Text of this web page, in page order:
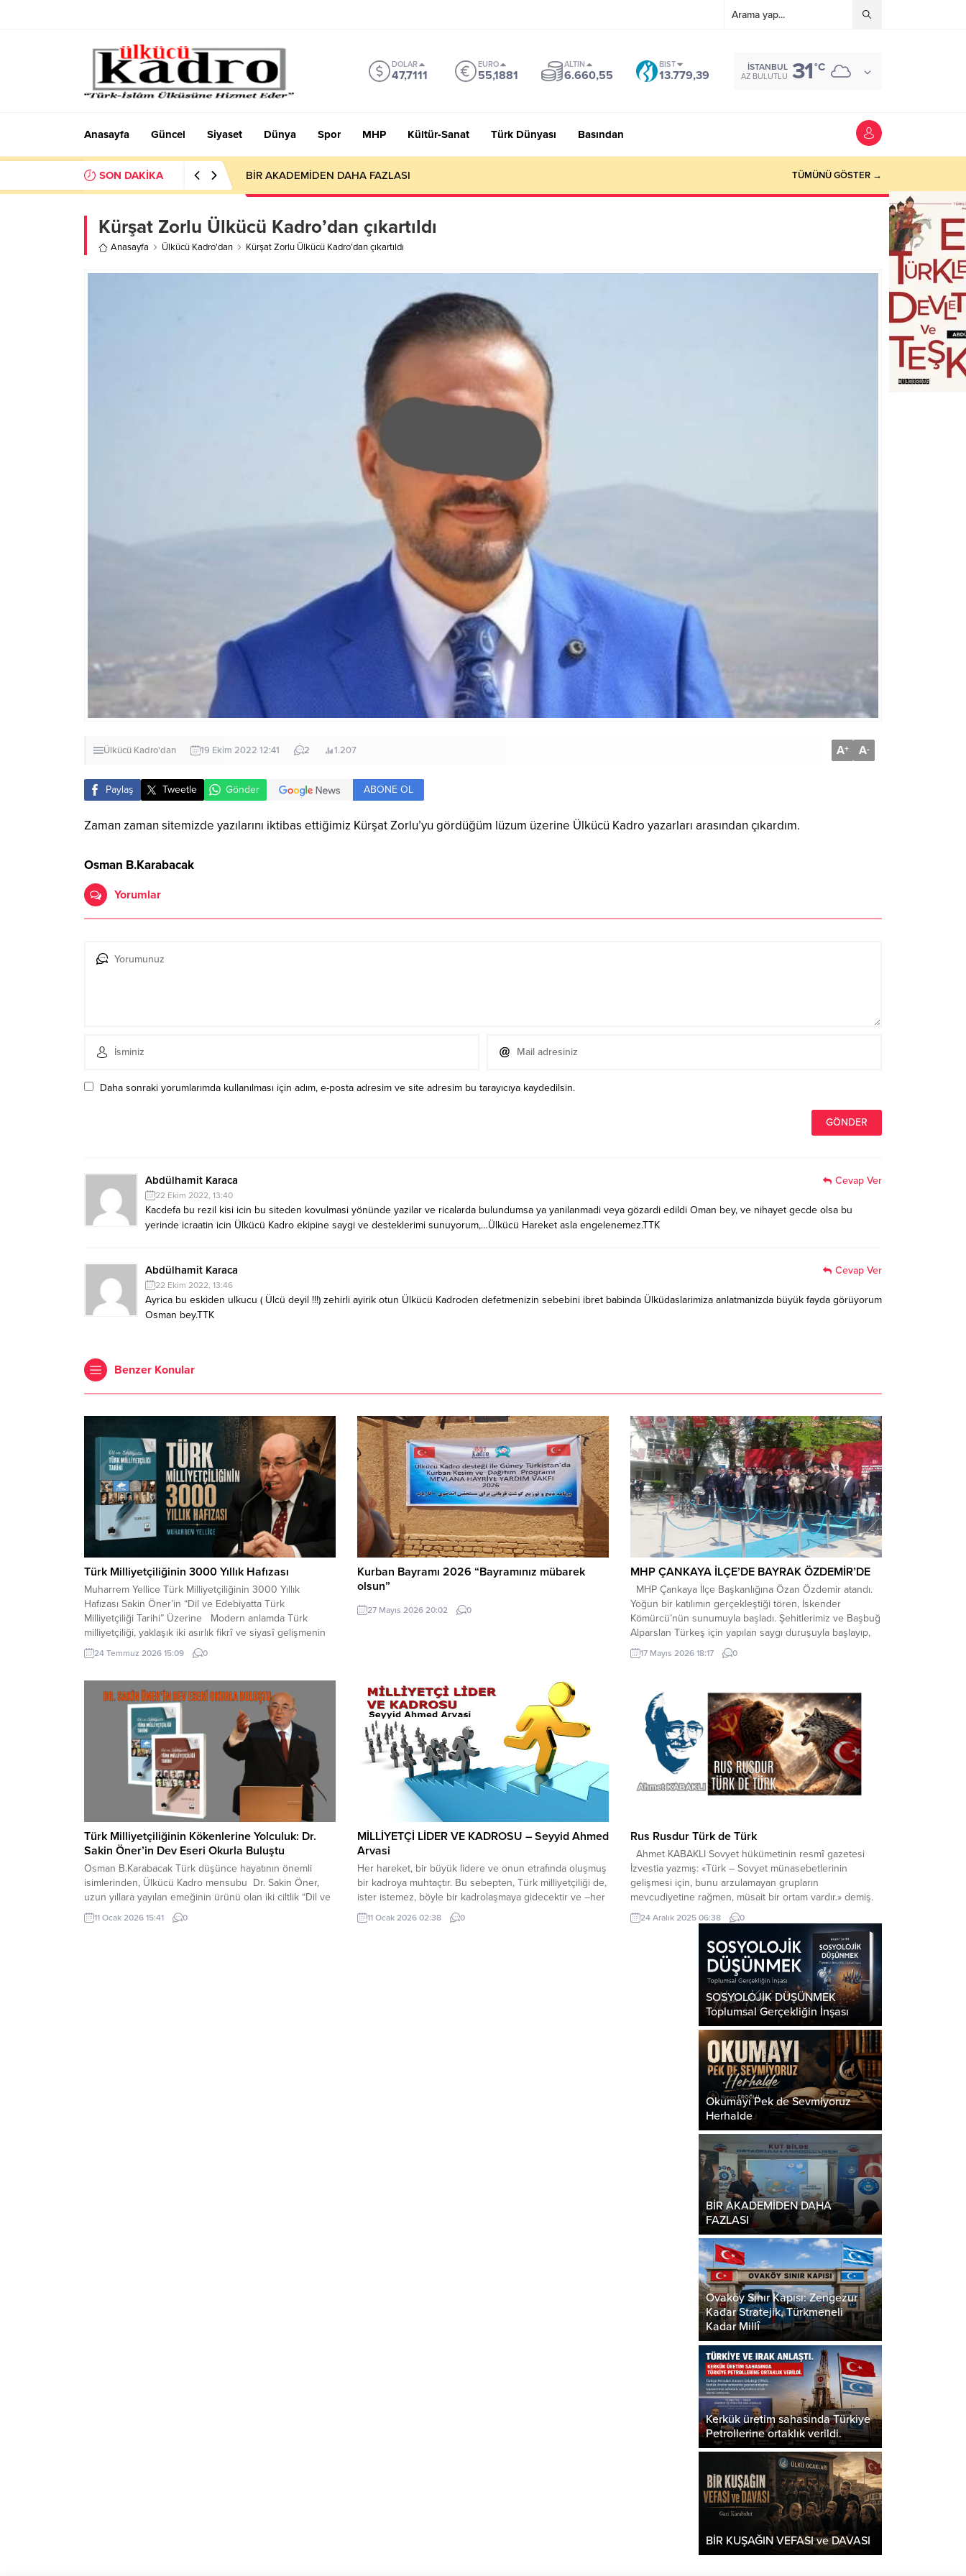
DOLAR
47,7111
EURO
55,1881
ALTIN
6.660,55
BIST
13.779,39
İSTANBUL
AZ BULUTLU 31°C
Anasayfa Güncel Siyaset Dünya Spor MHP Kültür-Sanat Türk Dünyası Basından
SON DAKİKA BİR AKADEMİDEN DAHA FAZLASI TÜMÜNÜ GÖSTER →
Kürşat Zorlu Ülkücü Kadro’dan çıkartıldı
Anasayfa Ülkücü Kadro'dan Kürşat Zorlu Ülkücü Kadro’dan çıkartıldı
Ülkücü Kadro'dan 19 Ekim 2022 12:41 2 1.207 A+ A-
Paylaş Tweetle Gönder ABONE OL
Zaman zaman sitemizde yazılarını iktibas ettiğimiz Kürşat Zorlu’yu gördüğüm lüzum üzerine Ülkücü Kadro yazarları arasından çıkardım.
Osman B.Karabacak
Yorumlar
Daha sonraki yorumlarımda kullanılması için adım, e-posta adresim ve site adresim bu tarayıcıya kaydedilsin.
Abdülhamit Karaca
22 Ekim 2022, 13:40
Kacdefa bu rezil kisi icin bu siteden kovulmasi yönünde yazilar ve ricalarda bulundumsa ya yanilanmadi veya gözardi edildi Oman bey, ve nihayet gecde olsa bu
yerinde icraatin icin Ülkücü Kadro ekipine saygi ve desteklerimi sunuyorum,…Ülkücü Hareket asla engelenemez.TTK
Cevap Ver
Abdülhamit Karaca
22 Ekim 2022, 13:46
Ayrica bu eskiden ulkucu ( Ülcü deyil !!!) zehirli ayirik otun Ülkücü Kadroden defetmenizin sebebini ibret babinda Ülküdaslarimiza anlatmanizda büyük fayda görüyorum
Osman bey.TTK
Cevap Ver
Benzer Konular
Türk Milliyetçiliğinin 3000 Yıllık Hafızası
Muharrem Yellice Türk Milliyetçiliğinin 3000 Yıllık
Hafızası Sakin Öner’in “Dil ve Edebiyatta Türk
Milliyetçiliği Tarihi” Üzerine Modern anlamda Türk
milliyetçiliği, yaklaşık iki asırlık fikrî ve siyasî gelişmenin
ürünüdür. Özellikle XIX. yüzyılın ikinci yarısından itibaren
belirginleşmiş; II. Meşrutiyet döneminde başta Türk
24 Temmuz 2026 15:09 0
Kurban Bayramı 2026 “Bayramınız mübarek
olsun”
27 Mayıs 2026 20:02 0
MHP ÇANKAYA İLÇE’DE BAYRAK ÖZDEMİR’DE
MHP Çankaya İlçe Başkanlığına Özan Özdemir atandı.
Yoğun bir katılımın gerçekleştiği tören, İskender
Kömürcü’nün sunumuyla başladı. Şehitlerimiz ve Başbuğ
Alparslan Türkeş için yapılan saygı duruşuyla başlayıp,
İstiklal Marşımız ve Kuran-ı Kerim okunmasıyla devam
etti. Yeni İlçe Başkanı Ozan Özdemir kürsüye gelerek
verdiniz...
17 Mayıs 2026 18:17 0
Türk Milliyetçiliğinin Kökenlerine Yolculuk: Dr.
Sakin Öner’in Dev Eseri Okurla Buluştu
Osman B.Karabacak Türk düşünce hayatının önemli
isimlerinden, Ülkücü Kadro mensubu Dr. Sakin Öner,
uzun yıllara yayılan emeğinin ürünü olan iki ciltlik “Dil ve
Edebiyatta Türk Milliyetçiliği Tarihi” adlı eserini, İstanbul
Sultanahmet’te bulunan Türk Edebiyatı Vakfı’nda
11 Ocak 2026 15:41 0
MİLLİYETÇİ LİDER VE KADROSU – Seyyid Ahmed
Arvasi
Her hareket, bir büyük lidere ve onun etrafında oluşmuş
bir kadroya muhtaçtır. Bu sebepten, Türk milliyetçiliği de,
ister istemez, böyle bir kadrolaşmaya gidecektir ve –her
zaman görüldüğü gibi- gitmiştir de. Türk milliyetçiliğine,
her dönemde, liderlik etmek isteyen pek çok kişi ve
11 Ocak 2026 02:38 0
Rus Rusdur Türk de Türk
Ahmet KABAKLI Sovyet hükümetinin resmî gazetesi
İzvestia yazmış: «Türk – Sovyet münasebetlerinin
gelişmesi için, bunu arzulamayan grupların
mevcudiyetine rağmen, müsait bir ortam vardır.» demiş.
Biz o «istemeyen gruptan» değiliz. Ama Sovyetlerin
gılgışsız bir Türk dostluğu istediğine inanmayanlardanız.
Ve samimi dostluğun açık belirtilerini görmedikçe, ne
kadar nutuk dinlesek inanamayız buna....
24 Aralık 2025 06:38 0
SOSYOLOJİK DÜŞÜNMEK
Toplumsal Gerçekliğin İnşası
Okumayı Pek de Sevmiyoruz
Herhalde
BİR AKADEMİDEN DAHA
FAZLASI
Ovaköy Sınır Kapısı: Zengezur
Kadar Stratejik, Türkmeneli
Kadar Millî
Kerkük üretim sahasında Türkiye
Petrollerine ortaklık verildi.
BİR KUŞAĞIN VEFASI ve DAVASI